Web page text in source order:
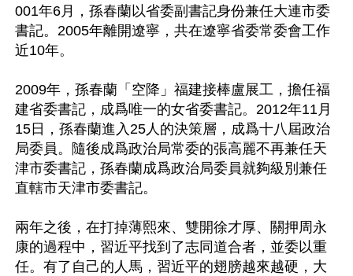
001年6月，孫春蘭以省委副書記身份兼任大連市委
書記。2005年離開遼寧，共在遼寧省委常委會工作
近10年。
2009年，孫春蘭「空降」福建接棒盧展工，擔任福
建省委書記，成爲唯一的女省委書記。2012年11月
15日，孫春蘭進入25人的決策層，成爲十八屆政治
局委員。隨後成爲政治局常委的張高麗不再兼任天
津市委書記，孫春蘭成爲政治局委員就夠級別兼任
直轄市天津市委書記。
兩年之後，在打掉薄熙來、雙開徐才厚、關押周永
康的過程中，習近平找到了志同道合者，並委以重
任。有了自己的人馬，習近平的翅膀越來越硬，大